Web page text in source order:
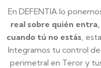
En DEFENTIA lo
real sobre quién
cuando tú no estás ,
Integramos tu control
perimetral en Teror y